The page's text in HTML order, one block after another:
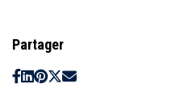
Partager